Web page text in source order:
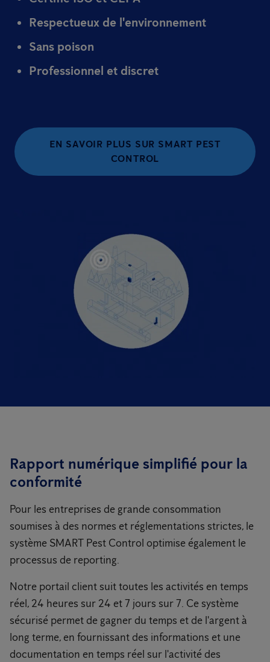
Respectueux de l'environnement
Sans poison
Professionnel et discret
EN SAVOIR PLUS SUR SMART PEST
CONTROL
Rapport numérique simplifié pour la
conformité
Pour les entreprises de grande consommation
soumises à des normes et réglementations strictes, le
système SMART Pest Control optimise également le
processus de reporting.
Notre portail client suit toutes les activités en temps
réel, 24 heures sur 24 et 7 jours sur 7. Ce système
sécurisé permet de gagner du temps et de l'argent à
long terme, en fournissant des informations et une
documentation en temps réel sur l'activité des